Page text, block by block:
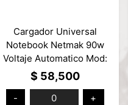
Cargador Universal
Notebook Netmak 90w
Voltaje Automatico Mod:
NM-1287
$ 58,500
- 0 +